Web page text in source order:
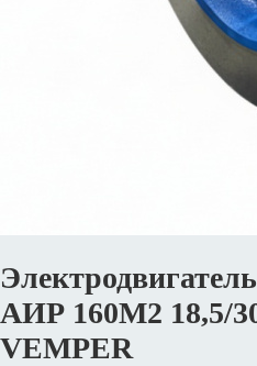
АИР 160M2 18,5/
VEMPER